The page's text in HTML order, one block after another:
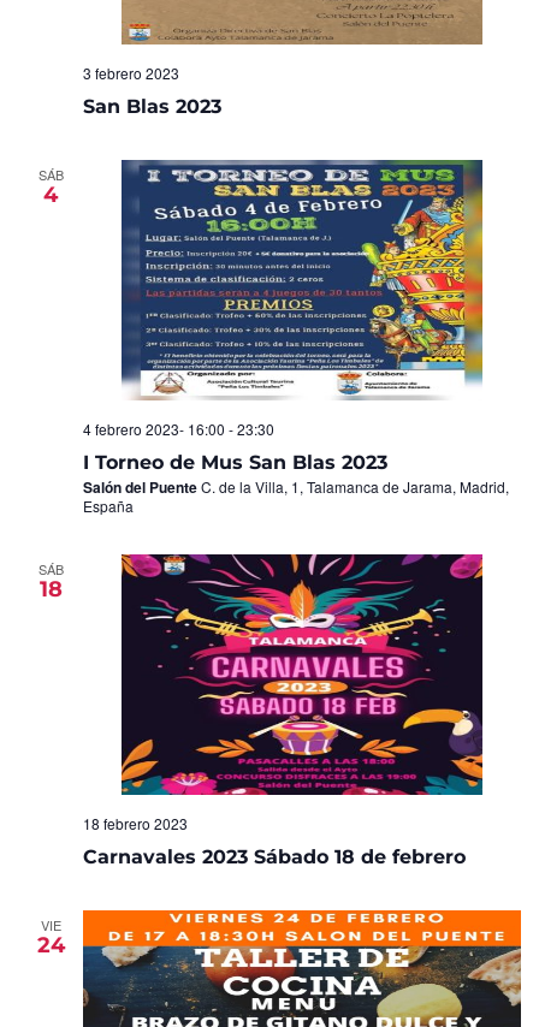
San Blas 2023
3 febrero 2023
SÁB
4
I Torneo de Mus San Blas 2023
4 febrero 2023- 16:00 -23:30
Salón del PuenteC. de la Villa, 1, Talamanca de Jarama, Madrid,
España
SÁB
18
Carnavales 2023 Sábado 18 de febrero
18 febrero 2023
VIE
24